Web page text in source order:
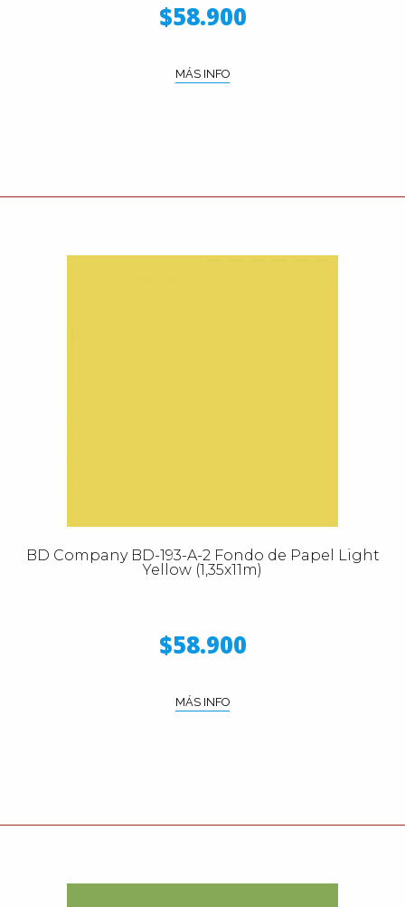
$58.900
MÁS INFO
BD Company BD-193-A-2 Fondo de Papel Light
Yellow (1,35x11m)
$58.900
MÁS INFO